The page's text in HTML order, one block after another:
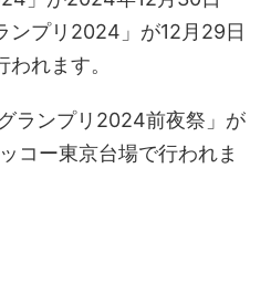
ンプリ2024」が12月29日
われます。
ランプリ2024前夜祭」が
コー東京台場で行われま